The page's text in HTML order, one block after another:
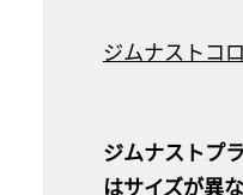
ジムナストコ
ジムナストプ
はサイズが異な